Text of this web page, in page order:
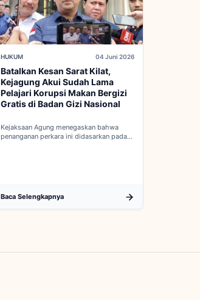
HUKUM 04 Juni 2026
Batalkan Kesan Sarat Kilat,
Kejagung Akui Sudah Lama
Pelajari Korupsi Makan Bergizi
Gratis di Badan Gizi Nasional
Kejaksaan Agung menegaskan bahwa
penanganan perkara ini didasarkan pada
Baca Selengkapnya